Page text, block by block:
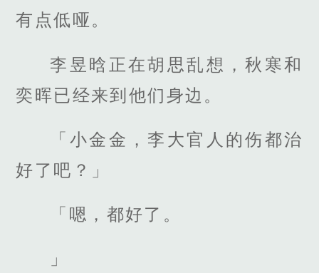
有点低哑。
李昱晗正在胡思乱想，秋寒和
奕晖已经来到他们身边。
「小金金，李大官人的伤都治
好了吧？」
「嗯，都好了。
」